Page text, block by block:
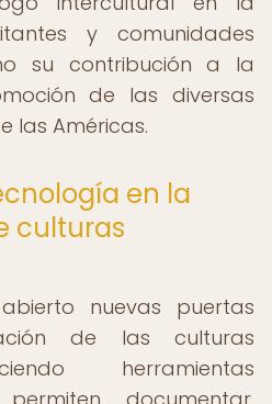
y comunidades
su contribución a la
de las diversas
las Américas.
en la
culturas
nuevas puertas
de las culturas
herramientas